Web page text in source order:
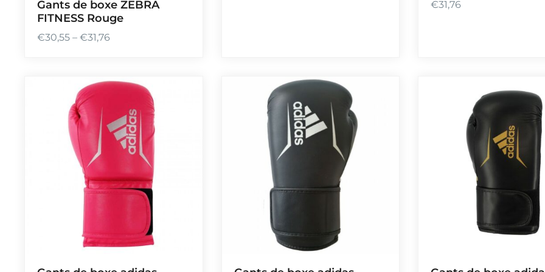
Gants de boxe ZEBRA
FITNESS Rouge
€30,55 –€31,76
P
€31,76